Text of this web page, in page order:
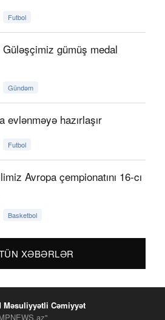
Futbol
Güləşçimiz gümüş medal
Gündəm
evlənməyə hazırlaşır
Futbol
Avropa çempionatını 16-cı
Basketbol
XƏBƏRLƏR
Məsuliyyətli Cəmiyyət